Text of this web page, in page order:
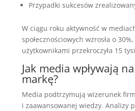
Przypadki sukcesów
W ciągu roku aktywność w
społecznościowych wzrosła o
użytkownikami przekroczyła 15
Jak media wpływają
markę?
Media podtrzymują wizerunek
i zaawansowanej wiedzy. Analizy